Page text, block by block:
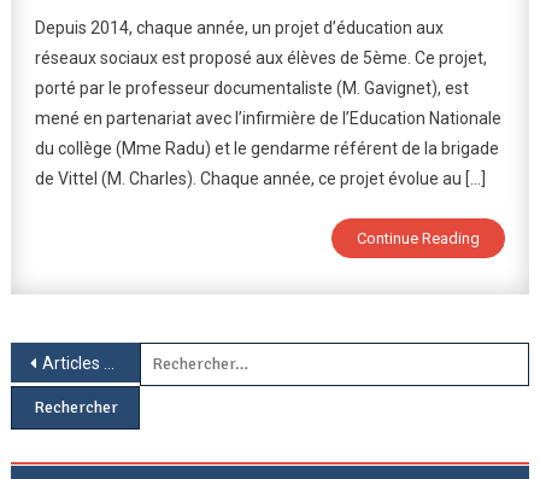
Éducation
Aux
Réseaux
Sociaux
Depuis 2014, chaque année, un projet d’éducation aux
réseaux sociaux est proposé aux élèves de 5ème. Ce projet,
porté par le professeur documentaliste (M. Gavignet), est
mené en partenariat avec l’infirmière de l’Education Nationale
du collège (Mme Radu) et le gendarme référent de la brigade
de Vittel (M. Charles). Chaque année, ce projet évolue au […]
Continue Reading
Navigation
des
articles
Articles plus anciens